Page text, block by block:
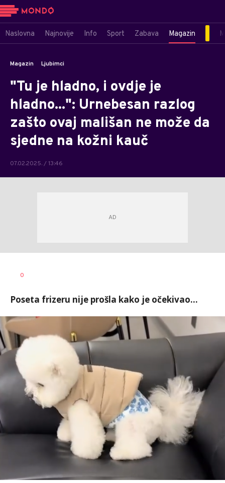
Naslovna Najnovije Info Sport Zabava Magazin
Magazin Ljubimci
"Tu je hladno, i ovdje je
hladno...": Urnebesan razlog
zašto ovaj mališan ne može da
sjedne na kožni kauč
07.02.2025. / 13:46
AUTOR
0
Poseta frizeru nije prošla kako je očekivao...